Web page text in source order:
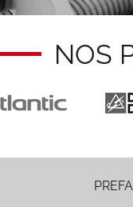
NOS